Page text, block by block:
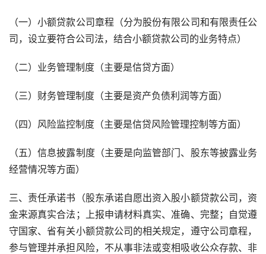
（一）小额贷款公司章程（分为股份有限公司和有限责任公
司，设立要符合公司法，结合小额贷款公司的业务特点）
（二）业务管理制度（主要是信贷方面）
（三）财务管理制度（主要是资产负债利润等方面）
（四）风险监控制度（主要是信贷风险管理控制等方面）
（五）信息披露制度（主要是向监管部门、股东等披露业务
经营情况等方面）
三、责任承诺书（股东承诺自愿出资入股小额贷款公司，资
金来源真实合法；上报申请材料真实、准确、完整；自觉遵
守国家、省有关小额贷款公司的相关规定，遵守公司章程，
参与管理并承担风险，不从事非法或变相吸收公众存款、非